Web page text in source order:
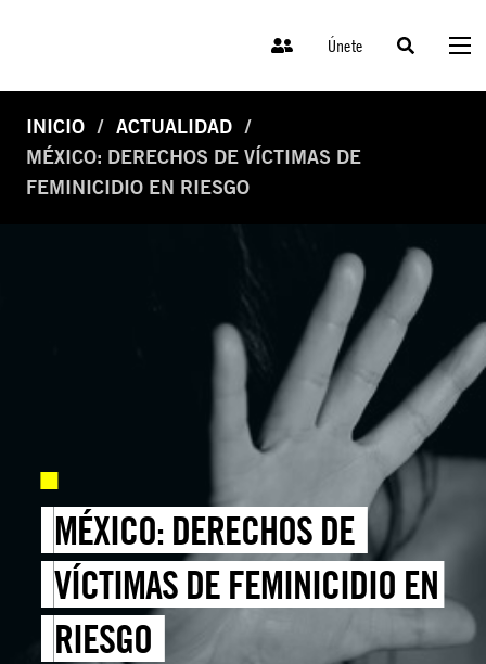
Únete
INICIO
ACTUALIDAD
MÉXICO: DERECHOS DE VÍCTIMAS DE
FEMINICIDIO EN RIESGO
MÉXICO: DERECHOS DE
VÍCTIMAS DE FEMINICIDIO EN
RIESGO